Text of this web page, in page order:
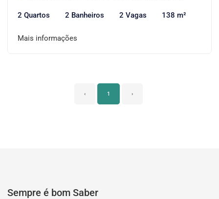
2 Quartos 2 Banheiros 2 Vagas 138 m²
Mais informações
‹ 1 ›
Sempre é bom Saber